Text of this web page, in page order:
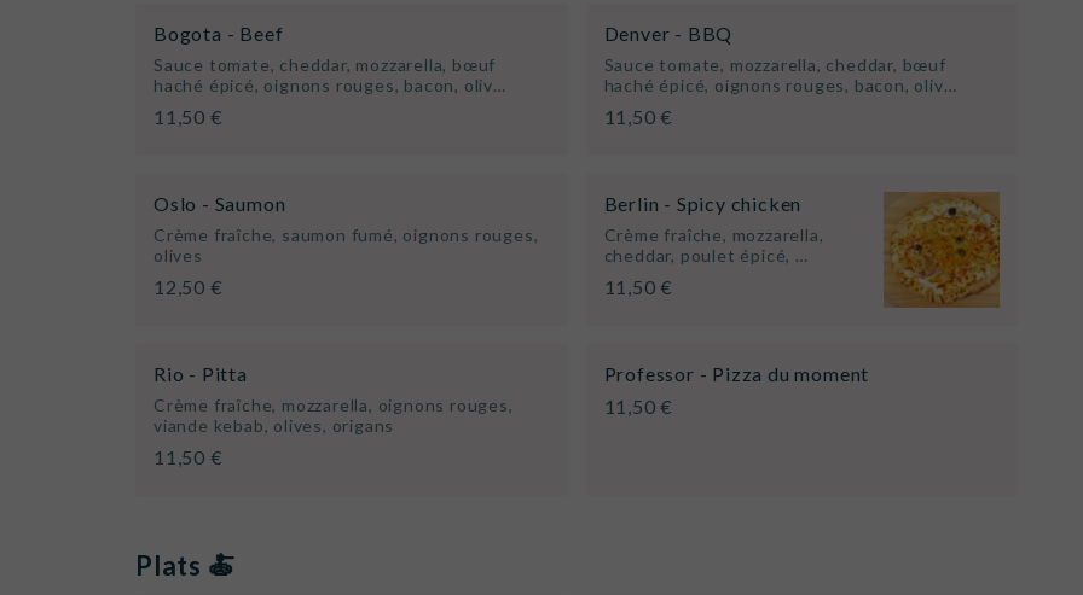
Bogota - Beef
Sauce tomate, cheddar, mozzarella, bœuf
haché épicé, oignons rouges, bacon, oliv…
11,50 €
Denver - BBQ
Sauce tomate, mozzarella, cheddar, bœuf
haché épicé, oignons rouges, bacon, oliv…
11,50 €
Oslo - Saumon
Crème fraîche, saumon fumé, oignons rouges,
olives
12,50 €
Berlin - Spicy chicken
Crème fraîche, mozzarella,
cheddar, poulet épicé, …
11,50 €
Rio - Pitta
Crème fraîche, mozzarella, oignons rouges,
viande kebab, olives, origans
11,50 €
Professor - Pizza du moment
11,50 €
Plats 🍝